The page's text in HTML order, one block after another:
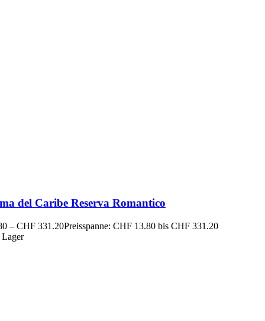
del Caribe Reserva Romantico
– CHF 331.20Preisspanne: CHF 13.80 bis CHF 331.20